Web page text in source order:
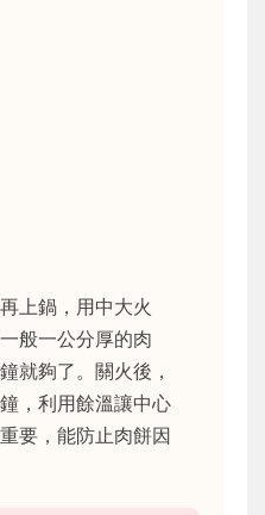
上鍋，用中大火
般一公分厚的肉
就夠了。關火後，
，利用餘溫讓中心
要，能防止肉餅因